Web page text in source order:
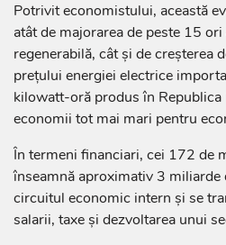
Potrivit economistului, această
atât de majorarea de peste 15
regenerabilă, cât și de creșterea
prețului energiei electrice
kilowatt-oră produs în Republica
economii tot mai mari pentru
În termeni financiari, cei 172 de
înseamnă aproximativ 3 miliarde
circuitul economic intern și se
salarii, taxe și dezvoltarea unui